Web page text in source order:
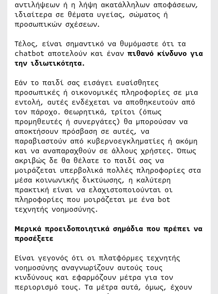
αντιλήψεων ή η λήψη ακατάλληλων αποφάσεων,
ιδιαίτερα σε θέματα υγείας, σώματος ή
προσωπικών σχέσεων.
Τέλος, είναι σημαντικό να θυμόμαστε ότι τα
chatbot αποτελούν και έναν πιθανό κίνδυνο για
την ιδιωτικότητα.
Εάν το παιδί σας εισάγει ευαίσθητες
προσωπικές ή οικονομικές πληροφορίες σε μια
εντολή, αυτές ενδέχεται να αποθηκευτούν από
τον πάροχο. Θεωρητικά, τρίτοι (όπως
προμηθευτές ή συνεργάτες) θα μπορούσαν να
αποκτήσουν πρόσβαση σε αυτές, να
παραβιαστούν από κυβερνοεγκληματίες ή ακόμη
και να αναπαραχθούν σε άλλους χρήστες. Όπως
ακριβώς δε θα θέλατε το παιδί σας να
μοιράζεται υπερβολικά πολλές πληροφορίες στα
μέσα κοινωνικής δικτύωσης, η καλύτερη
πρακτική είναι να ελαχιστοποιούνται οι
πληροφορίες που μοιράζεται με ένα bot
τεχνητής νοημοσύνης.
Μερικά προειδοποιητικά σημάδια που πρέπει να
προσέξετε
Είναι γεγονός ότι οι πλατφόρμες τεχνητής
νοημοσύνης αναγνωρίζουν αυτούς τους
κινδύνους και εφαρμόζουν μέτρα για τον
περιορισμό τους. Τα μέτρα αυτά, όμως, έχουν